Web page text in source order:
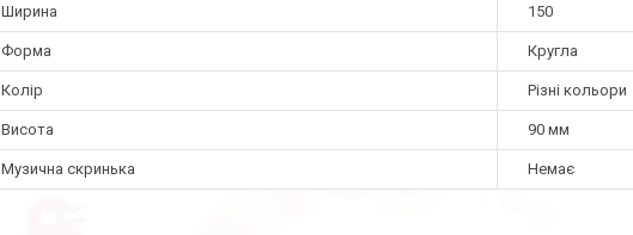
Ширина 150
Форма Кругла
Колір Різні кольори
Висота 90 мм
Музична скринька Немає